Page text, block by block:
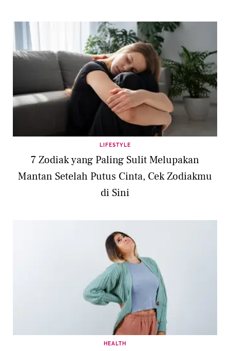
LIFESTYLE
7 Zodiak yang Paling Sulit Melupakan
Mantan Setelah Putus Cinta, Cek Zodiakmu
di Sini
HEALTH